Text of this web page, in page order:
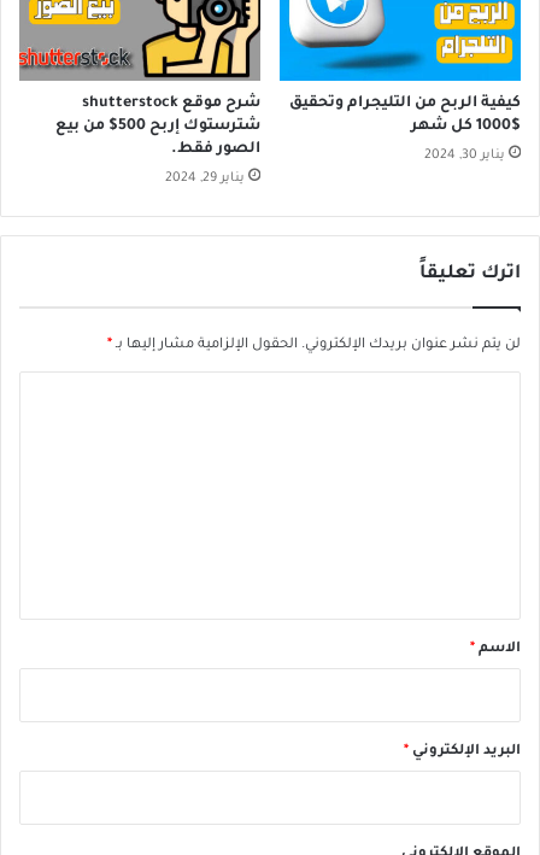
كيفية الربح من التليجرام وتحقيق
$1000 كل شهر
يناير 30, 2024
شرح موقع shutterstock
شترستوك إربح 500$ من بيع
الصور فقط.
يناير 29, 2024
اترك تعليقاً
لن يتم نشر عنوان بريدك الإلكتروني. الحقول الإلزامية مشار إليها بـ *
*الاسم *
البريد الإلكتروني *